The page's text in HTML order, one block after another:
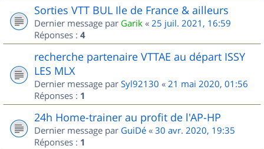
Sorties VTT BUL Ile de France & ailleurs
Dernier message par Garik « 25 juil. 2021, 16:59
Réponses : 4
recherche partenaire VTTAE au départ ISSY
LES MLX
Dernier message par Syl92130 « 21 mai 2020, 01:56
Réponses : 1
24h Home-trainer au profit de l'AP-HP
Dernier message par GuiDé « 30 avr. 2020, 19:35
Réponses : 1